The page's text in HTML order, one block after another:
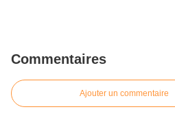
Commentaires
Ajouter un commentaire